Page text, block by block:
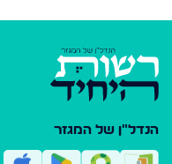
הנדל"ן של המגזר